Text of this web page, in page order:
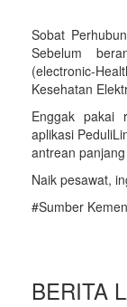
Sobat
Sebelum
(electronic-
Kesehatan
Enggak pakai
aplikasi
antrean
Naik pesawat,
#Sumber
BERITA